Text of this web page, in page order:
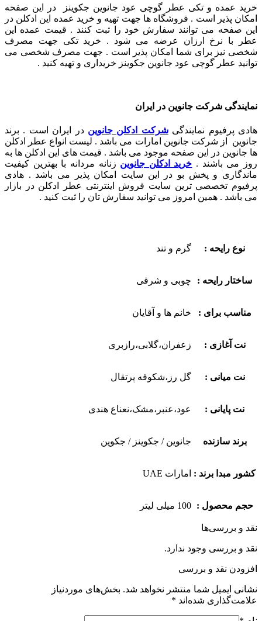
خرید عمده و تکی عطر گوچی عود جانوین جکوینز در این صفحه
امکان پذیر است . فروشگاه ها جهت تهیه و خرید عمده این ادکلن در
این صفحه می توانند سفارش خود را ثبت کنند . قیمت عمده این
عطر با نرخ ارزان عرضه می شود . خرید تکی جهت مصرف
شخصی نیز برای شما امکان پذیر است . جهت مصرف شخصی می
توانید عطر گوچی عود جانوین جکوینز خریداری و تهیه کنید .
نمایندگی شرکت جانوین در ایران
هادی پرفیوم نمایندگیشرکت ادکلن جانوین در ایران است . برند
جانوین از شرکت جانوین امارات می باشد . لیست انواع عطر ادکلن
ها جانوین در این صفحه موجود می باشد . قیمت های این ادکلن ها به
روز می باشند . خرید ادکلن جانوین زنانه مردانه با بهترین کیفیت
ماندگاری و پخش بو در این سایت امکان پذیر می باشد . هادی
پرفیوم تخصصی ترین سایت فروش اینترنتی عطر ادکلن در بازار
می باشد . همین امروز می توانید سفارش تان را ثبت کنید .
نوع رایحه : گرم و تند
ساختار رایحه : چوبی و شرقی
مناسب برای : خانم ها و آقایان
نت آغازی : زعفران،گلابی،رازبری
نت میانی : گل رز،شکوفه پرتقال
نت پایانی : عود،عنبر،مشک،نعناع هندی
برند سازنده جانوین / جکوینز / جکوین
کشور مبدا برند : امارات UAE
حجم محصول : 100 میلی لیتر
نقد و بررسی‌ها
نقد و بررسی وجود ندارد.
افزودن نقد و بررسی
نشانی ایمیل شما منتشر نخواهد شد. بخش‌های موردنیاز
علامت‌گذاری شده‌اند *